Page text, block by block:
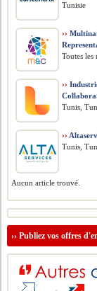
Tunisie
››
Toutes les
››
Tunis,
››
Tunis,
Aucun article trouvé.
››Publiez vos offres